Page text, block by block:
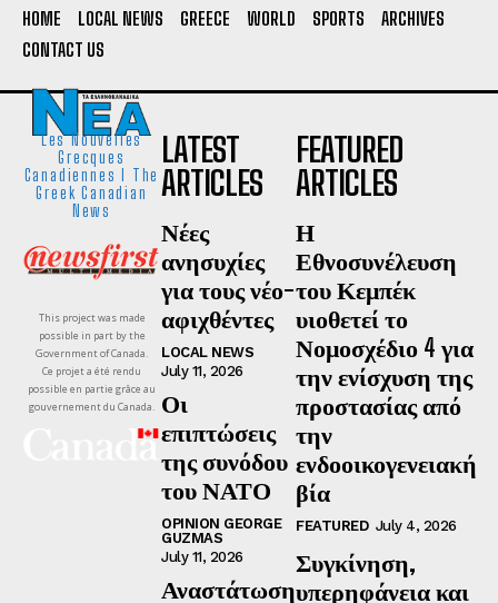
HOME LOCAL NEWS GREECE WORLD SPORTS
ARCHIVES
CONTACT US
Les Nouvelles
Grecques
Canadiennes I The
Greek Canadian
News
This project was made
possible in part by the
Government of Canada.
Ce projet a été rendu
possible en partie grâce au
gouvernement du Canada.
LATEST
ARTICLES
Νέες
ανησυχίες
για τους νέο-
αφιχθέντες
LOCAL NEWS
July 11, 2026
Οι
επιπτώσεις
της συνόδου
του ΝΑΤΟ
OPINION GEORGE
GUZMAS
July 11, 2026
Αναστάτωση
FEATURED
ARTICLES
Η
Εθνοσυνέλευση
του Κεμπέκ
υιοθετεί το
Νομοσχέδιο 4 για
την ενίσχυση της
προστασίας από
την
ενδοοικογενειακή
βία
FEATURED July 4, 2026
Συγκίνηση,
υπερηφάνεια και